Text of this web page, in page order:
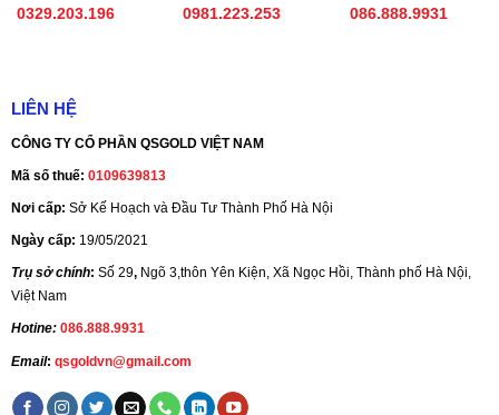
0329.203.196
0981.223.253
086.888.9931
LIÊN HỆ
CÔNG TY CỔ PHẦN QSGOLD VIỆT NAM
Mã số thuế: 0109639813
Nơi cấp: Sở Kế Hoạch và Đầu Tư Thành Phố Hà Nội
Ngày cấp: 19/05/2021
Trụ sở chính: Số 29, Ngõ 3,thôn Yên Kiện, Xã Ngọc Hồi, Thành phố Hà Nội,
Việt Nam
Hotine: 086.888.9931
Email: qsgoldvn@gmail.com